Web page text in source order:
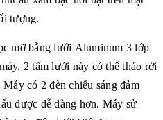
tượng.
mỡ bằng lưới Aluminum 3 lớp
2 tấm lưới này có thể tháo rời
có 2 đèn chiếu sáng đảm
được dễ dàng hơn. Máy sử